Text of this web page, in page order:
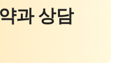
과 상담